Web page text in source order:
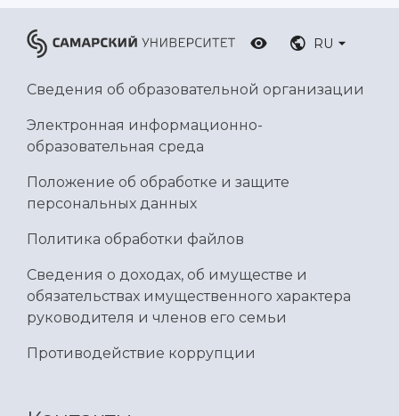
RU
Сведения об образовательной организации
Электронная информационно-
образовательная среда
Положение об обработке и защите
персональных данных
Политика обработки файлов
Сведения о доходах, об имуществе и
обязательствах имущественного характера
руководителя и членов его семьи
Противодействие коррупции